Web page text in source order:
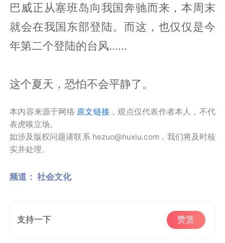
巴威正从塞班岛向我国奔驰而来，本周末
就会在我国东部登陆。而这，也仅仅是今
年第二个登陆的台风......
这个夏天，恐怕不会平静了。
本内容来源于网络 原文链接 ，观点仅代表作者本人，不代
表虎嗅立场。
如涉及版权问题请联系 hezuo@huxiu.com，我们将及时核
实并处理。
频道： 社会文化
支持一下 赞赏